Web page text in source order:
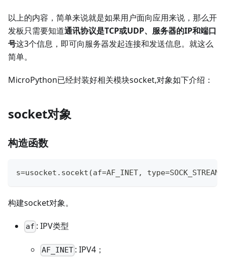
以上的内容，简单来说就是如果用户面向应用来说，那么开
发板只需要知道通讯协议是TCP或UDP、服务器的IP和端口
号这3个信息，即可向服务器发起连接和发送信息。就这么
简单。
MicroPython已经封装好相关模块socket,对象如下介绍：
socket对象
构造函数
s=usocket . socekt (af=AF_INET, type=SOCK_STREAM
构建socket对象。
af : IPV类型
AF_INET : IPV4；